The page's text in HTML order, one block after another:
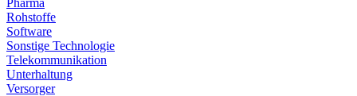
Pharma
Rohstoffe
Software
Sonstige Technologie
Telekommunikation
Unterhaltung
Versorger